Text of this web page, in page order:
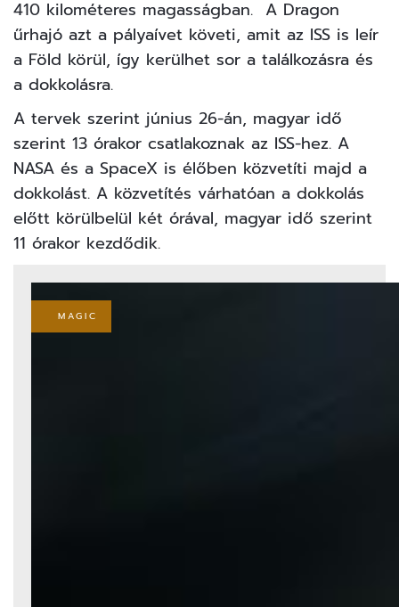
410 kilométeres magasságban. A Dragon
űrhajó azt a pályaívet követi, amit az ISS is leír
a Föld körül, így kerülhet sor a találkozásra és
a dokkolásra.
A tervek szerint június 26-án, magyar idő
szerint 13 órakor csatlakoznak az ISS-hez. A
NASA és a SpaceX is élőben közvetíti majd a
dokkolást. A közvetítés várhatóan a dokkolás
előtt körülbelül két órával, magyar idő szerint
11 órakor kezdődik.
MAGIC